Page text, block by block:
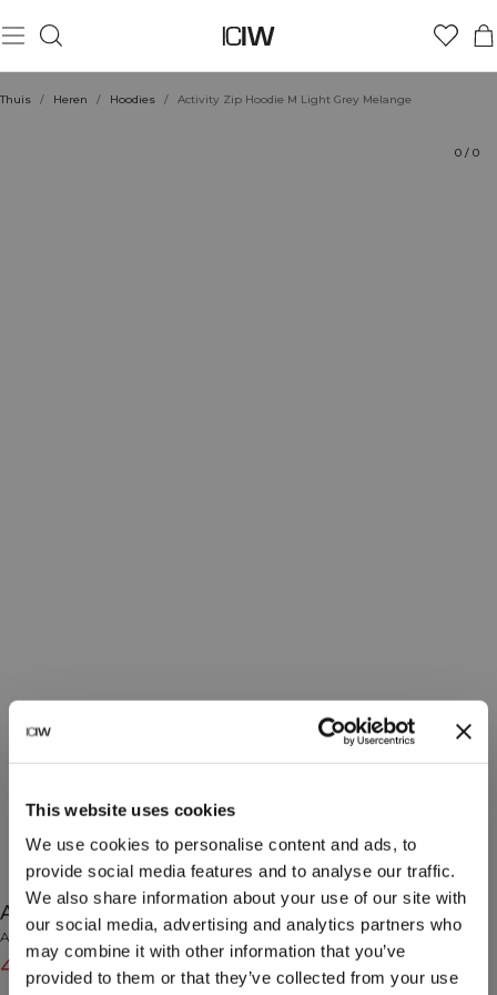
This website uses cookies
We use cookies to personalise content and ads, to
provide social media features and to analyse our traffic.
We also share information about your use of our site with
our social media, advertising and analytics partners who
may combine it with other information that you’ve
provided to them or that they’ve collected from your use
Thuis / Heren / Hoodies / Activity Zip Hoodie M Light Grey Melange
0 / 0
Activity Zip Hoodie M Light Grey Melange
Activity Collection
48€ 69€ (-30%)